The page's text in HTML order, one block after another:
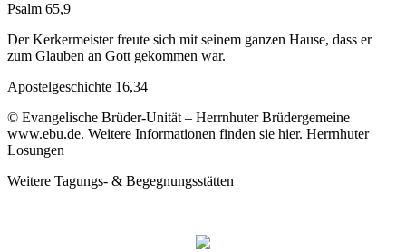
Psalm 65,9
Der Kerkermeister freute sich mit seinem ganzen Hause, dass er
zum Glauben an Gott gekommen war.
Apostelgeschichte 16,34
© Evangelische Brüder-Unität – Herrnhuter Brüdergemeine
www.ebu.de. Weitere Informationen finden sie hier. Herrnhuter
Losungen
Weitere Tagungs- & Begegnungsstätten